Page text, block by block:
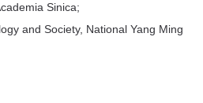
Sinica;
and Society, National Yang Ming